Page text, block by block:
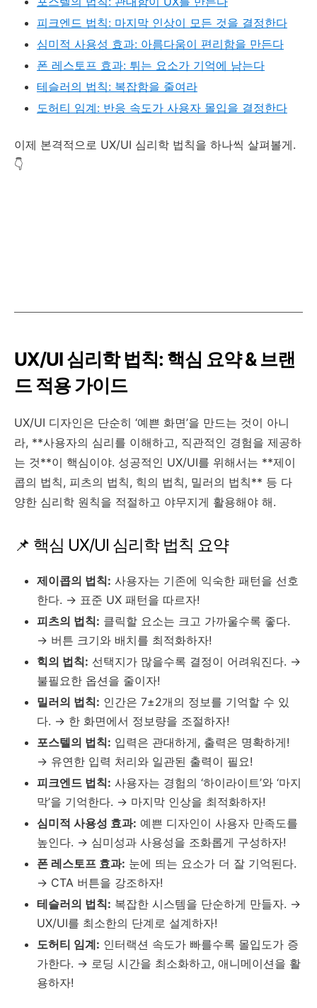
피크엔드 법칙: 마지막 인상이 모든 것을 결정한다
심미적 사용성 효과: 아름다움이 편리함을 만든다
폰 레스토프 효과: 튀는 요소가 기억에 남는다
테슬러의 법칙: 복잡함을 줄여라
도허티 임계: 반응 속도가 사용자 몰입을 결정한다
이제 본격적으로 UX/UI 심리학 법칙을 하나씩 살펴볼게.
👇
UX/UI 심리학 법칙: 핵심 요약 & 브랜
드 적용 가이드
UX/UI 디자인은 단순히 ‘예쁜 화면’을 만드는 것이 아니
라, **사용자의 심리를 이해하고, 직관적인 경험을 제공하
는 것**이 핵심이야. 성공적인 UX/UI를 위해서는 **제이
콥의 법칙, 피츠의 법칙, 힉의 법칙, 밀러의 법칙** 등 다
양한 심리학 원칙을 적절하고 야무지게 활용해야 해.
📌 핵심 UX/UI 심리학 법칙 요약
제이콥의 법칙: 사용자는 기존에 익숙한 패턴을 선호
한다. → 표준 UX 패턴을 따르자!
피츠의 법칙: 클릭할 요소는 크고 가까울수록 좋다.
→ 버튼 크기와 배치를 최적화하자!
힉의 법칙: 선택지가 많을수록 결정이 어려워진다. →
불필요한 옵션을 줄이자!
밀러의 법칙: 인간은 7±2개의 정보를 기억할 수 있
다. → 한 화면에서 정보량을 조절하자!
포스텔의 법칙: 입력은 관대하게, 출력은 명확하게!
→ 유연한 입력 처리와 일관된 출력이 필요!
피크엔드 법칙: 사용자는 경험의 ‘하이라이트’와 ‘마지
막’을 기억한다. → 마지막 인상을 최적화하자!
심미적 사용성 효과: 예쁜 디자인이 사용자 만족도를
높인다. → 심미성과 사용성을 조화롭게 구성하자!
폰 레스토프 효과: 눈에 띄는 요소가 더 잘 기억된다.
→ CTA 버튼을 강조하자!
테슬러의 법칙: 복잡한 시스템을 단순하게 만들자. →
UX/UI를 최소한의 단계로 설계하자!
도허티 임계: 인터랙션 속도가 빠를수록 몰입도가 증
가한다. → 로딩 시간을 최소화하고, 애니메이션을 활
용하자!